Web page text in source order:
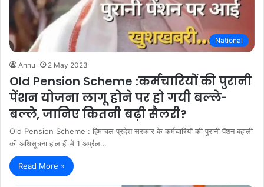
National
Annu 2 May 2023
Old Pension Scheme :कर्मचारियों की पुरानी
पेंशन योजना लागू होने पर हो गयी बल्ले-
बल्ले, जानिए कितनी बढ़ी सैलरी?
Old Pension Scheme : हिमाचल प्रदेश सरकार के कर्मचारियों की पुरानी पेंशन बहाली
की अधिसूचना हाल ही में 1 अप्रैल…
Read More »